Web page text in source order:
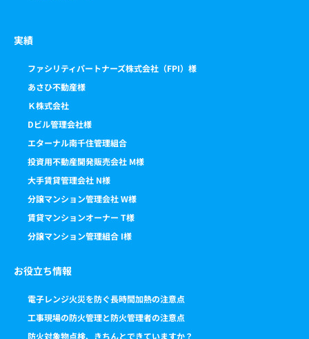
実績
ファシリティパートナーズ株式会社（FPI）様
あさひ不動産様
Ｋ株式会社
Dビル管理会社様
エターナル南千住管理組合
投資用不動産開発販売会社 M様
大手賃貸管理会社 N様
分譲マンション管理会社 W様
賃貸マンションオーナー T様
分譲マンション管理組合 I様
お役立ち情報
電子レンジ火災を防ぐ長時間加熱の注意点
工事現場の防火管理と防火管理者の注意点
防火対象物点検、きちんとできていますか？